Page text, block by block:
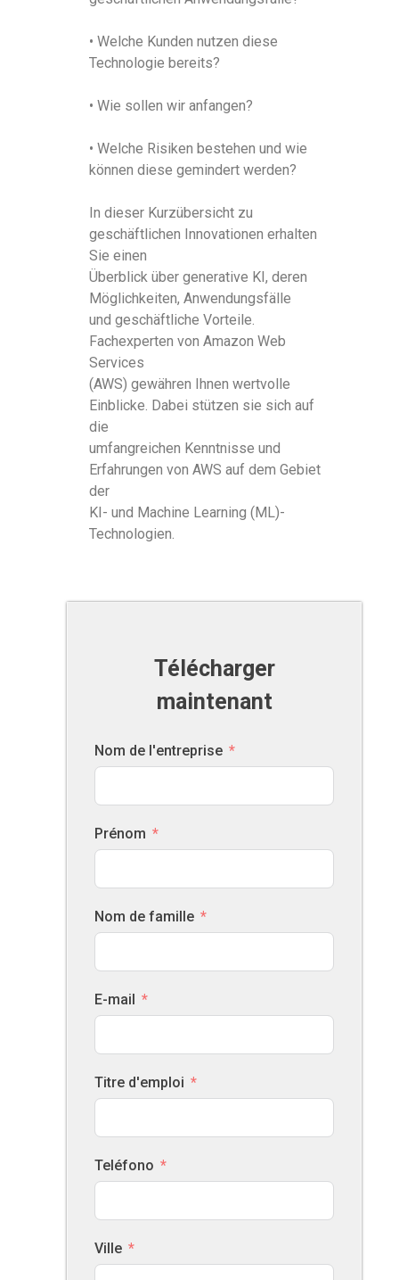
• Welche Kunden nutzen diese
Technologie bereits?
• Wie sollen wir anfangen?
• Welche Risiken bestehen und wie
können diese gemindert werden?
In dieser Kurzübersicht zu
geschäftlichen Innovationen erhalten
Sie einen
Überblick über generative KI, deren
Möglichkeiten, Anwendungsfälle
und geschäftliche Vorteile.
Fachexperten von Amazon Web
Services
(AWS) gewähren Ihnen wertvolle
Einblicke. Dabei stützen sie sich auf
die
umfangreichen Kenntnisse und
Erfahrungen von AWS auf dem Gebiet
der
KI- und Machine Learning (ML)-
Technologien.
Télécharger
maintenant
Nom de l'entreprise
Prénom
Nom de famille
E-mail
Titre d'emploi
Teléfono
Ville